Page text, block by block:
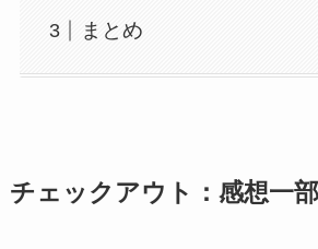
まとめ
チェックアウト：感想一